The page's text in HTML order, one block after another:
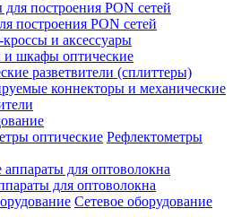
построения PON сетей
и аксессуары
и шкафы оптические
разветвители (сплиттеры)
коннекторы и механические
Рефлектометры
для оптоволокна
Сетевое оборудование